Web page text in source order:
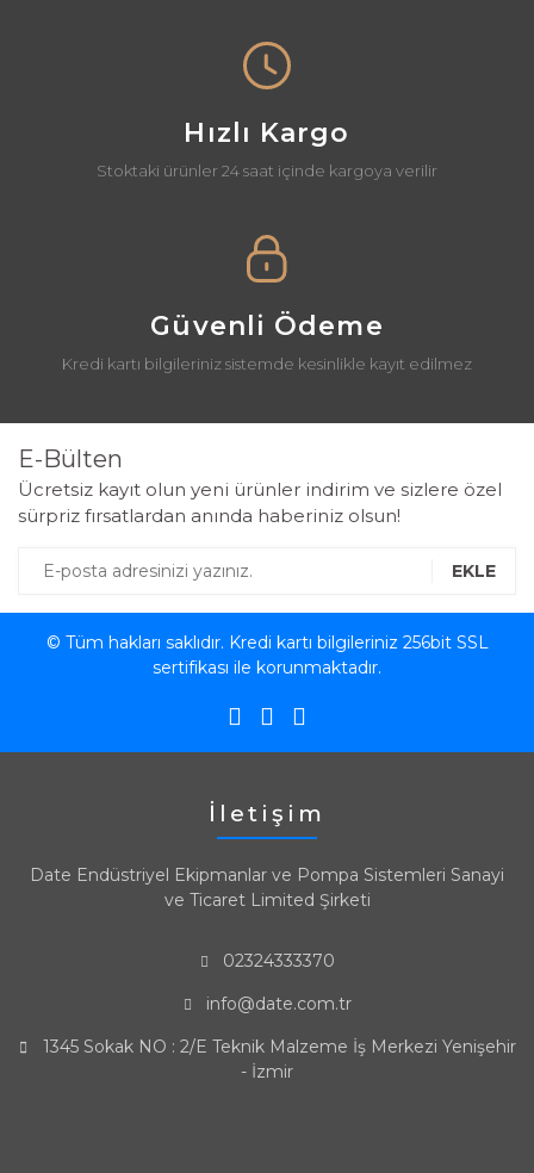
Hızlı Kargo
Stoktaki ürünler 24 saat içinde kargoya verilir
Güvenli Ödeme
Kredi kartı bilgileriniz sistemde kesinlikle kayıt edilmez
E-Bülten
Ücretsiz kayıt olun yeni ürünler indirim ve sizlere özel
sürpriz fırsatlardan anında haberiniz olsun!
EKLE
© Tüm hakları saklıdır. Kredi kartı bilgileriniz 256bit SSL
sertifikası ile korunmaktadır.
İletişim
Date Endüstriyel Ekipmanlar ve Pompa Sistemleri Sanayi
ve Ticaret Limited Şirketi
02324333370
info@date.com.tr
1345 Sokak NO : 2/E Teknik Malzeme İş Merkezi Yenişehir
- İzmir